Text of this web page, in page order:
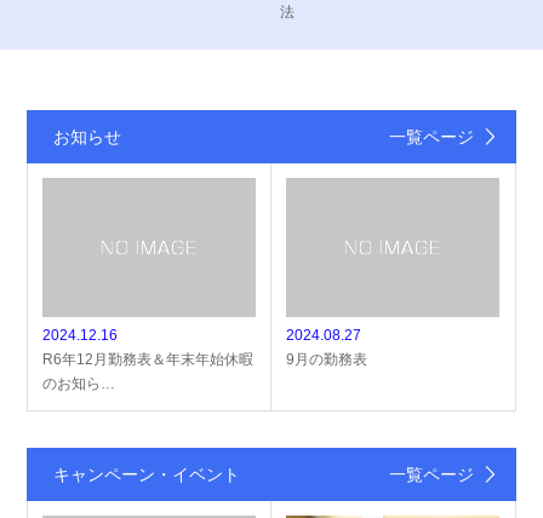
法
お知らせ 一覧ページ
2024.12.16
R6年12月勤務表＆年末年始休暇
のお知ら…
2024.08.27
9月の勤務表
キャンペーン・イベント 一覧ページ